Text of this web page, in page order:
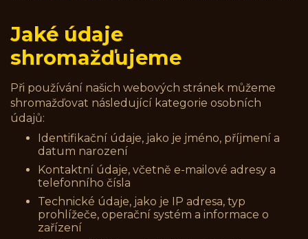
Jaké údaje
shromažďujeme
Při používání našich webových stránek můžeme
shromažďovat následující kategorie osobních
údajů:
Identifikační údaje, jako je jméno, příjmení a
datum narození
Kontaktní údaje, včetně e-mailové adresy a
telefonního čísla
Technické údaje, jako je IP adresa, typ
prohlížeče, operační systém a informace o
zařízení